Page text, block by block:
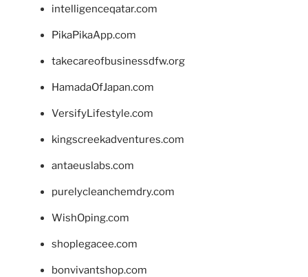
intelligenceqatar.com
PikaPikaApp.com
takecareofbusinessdfw.org
HamadaOfJapan.com
VersifyLifestyle.com
kingscreekadventures.com
antaeuslabs.com
purelycleanchemdry.com
WishOping.com
shoplegacee.com
bonvivantshop.com